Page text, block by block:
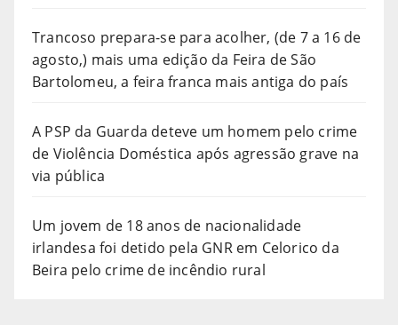
Trancoso prepara-se para acolher, (de 7 a 16 de
agosto,) mais uma edição da Feira de São
Bartolomeu, a feira franca mais antiga do país
A PSP da Guarda deteve um homem pelo crime
de Violência Doméstica após agressão grave na
via pública
Um jovem de 18 anos de nacionalidade
irlandesa foi detido pela GNR em Celorico da
Beira pelo crime de incêndio rural